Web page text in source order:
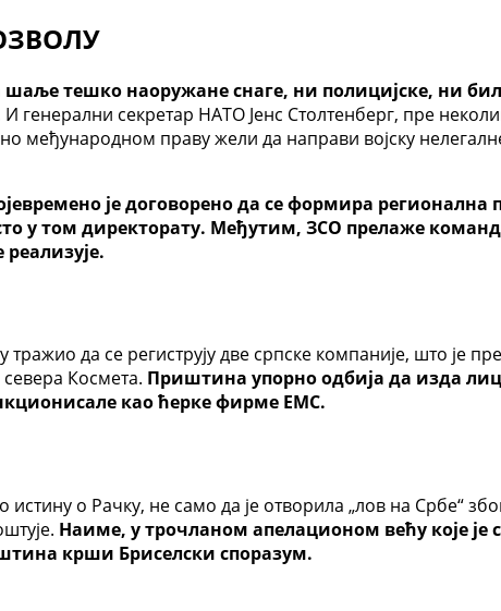
тешко наоружане снаге, ни полицијске, ни било
И генерални секретар НАТО Јенс Столтенберг, пре
међународном праву жели да направи војску
је договорено да се формира регионална
у том директорату. Међутим, ЗСО прелаже
тражио да се региструју две српске компаније, што је
Космета. Приштина упорно одбија да изда
као ћерке фирме ЕМС.
о Рачку, не само да је отворила „лов на Србе“
Наиме, у трочланом апелационом већу које је
крши Бриселски споразум.